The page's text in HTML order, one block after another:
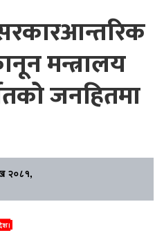
मन्त्रालय
जनहितमा
२०८१,